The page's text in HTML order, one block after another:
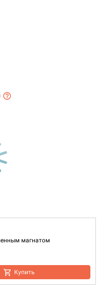
магнатом
Купить